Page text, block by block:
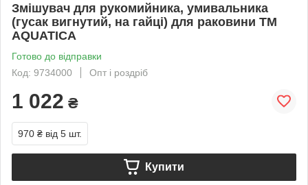
Змішувач для рукомийника, умивальника
(гусак вигнутий, на гайці) для раковини ТМ
AQUATICA
Готово до відправки
Код: 9734000
Опт і роздріб
1 022 ₴
970 ₴ від 5 шт.
Купити